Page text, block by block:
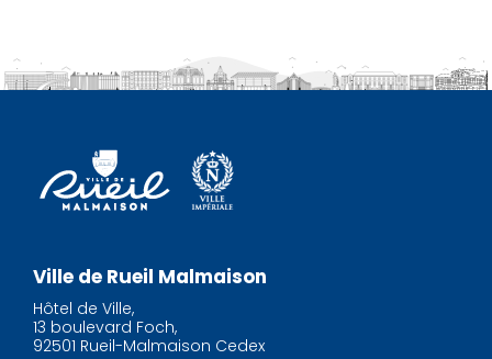
Ville de Rueil Malmaison
Hôtel de Ville,
13 boulevard Foch,
92501 Rueil-Malmaison Cedex